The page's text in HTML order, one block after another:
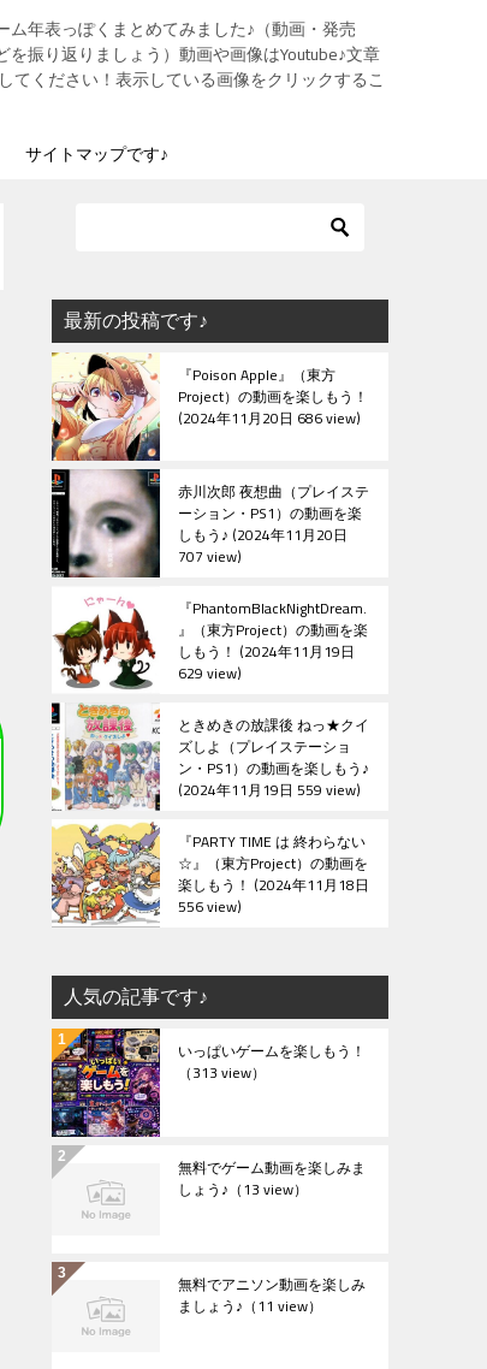
年表っぽくまとめてみました♪（動画・発売
振り返りましょう）動画や画像はYoutube♪文章
てください！表示している画像をクリックするこ
サイトマップです♪
最新の投稿です♪
『Poison Apple』（東方
Project）の動画を楽しもう！
2024年11月20日 686 view
赤川次郎 夜想曲（プレイステ
ーション・PS1）の動画を楽
しもう♪ 2024年11月20日
707 view
『PhantomBlackNightDream.
』（東方Project）の動画を楽
しもう！ 2024年11月19日
629 view
ときめきの放課後 ねっ★クイ
ズしよ（プレイステーショ
ン・PS1）の動画を楽しもう♪
2024年11月19日 559 view
『PARTY TIME は 終わらない
☆』（東方Project）の動画を
楽しもう！ 2024年11月18日
556 view
人気の記事です♪
いっぱいゲームを楽しもう！
（313 view）
無料でゲーム動画を楽しみま
しょう♪ （13 view）
無料でアニソン動画を楽しみ
ましょう♪ （11 view）